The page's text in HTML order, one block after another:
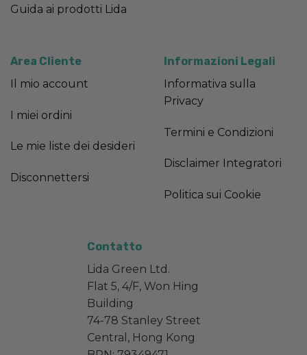
Guida ai prodotti Lida
Area Cliente
Il mio account
I miei ordini
Le mie liste dei desideri
Disconnettersi
Informazioni Legali
Informativa sulla
Privacy
Termini e Condizioni
Disclaimer Integratori
Politica sui Cookie
Contatto
Lida Green Ltd.
Flat 5, 4/F, Won Hing
Building
74-78 Stanley Street
Central, Hong Kong